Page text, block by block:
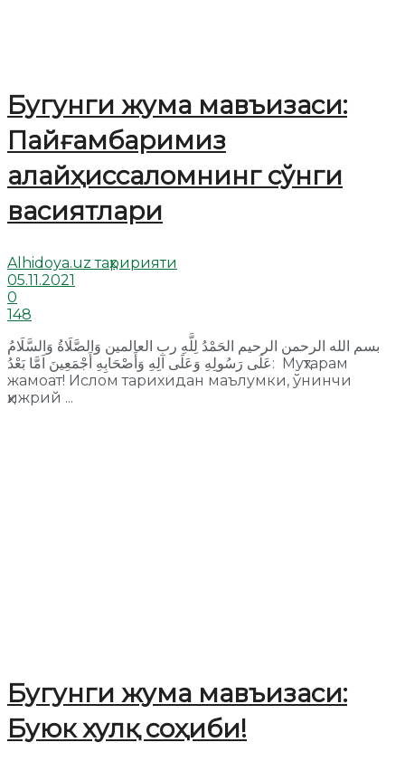
Бугунги жума мавъизаси:
Пайғамбаримиз
алайҳиссаломнинг сўнги
васиятлари
Alhidoya.uz таҳририяти
05.11.2021
0
148
بسم الله الرحمن الرحيم الحَمْدُ لِلَّهِ رب العالمين وَالصَّلَاةُ وَالسَّلَامُ
عَلَى رَسُولِهِ وَعَلَى آلِهِ وَأَصْحَابِهِ أَجْمَعِينَ اَمَّا بَعْدُ: Муҳтарам
жамоат! Ислом тарихидан маълумки, ўнинчи
ҳижрий ...
Бугунги жума мавъизаси:
Буюк хулқ соҳиби!